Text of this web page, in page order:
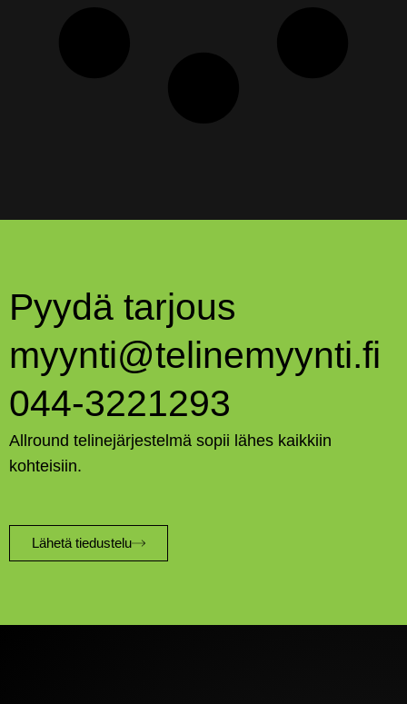
Pyydä tarjous
myynti@telinemyynti.fi
044-3221293
Allround telinejärjestelmä sopii lähes kaikkiin
kohteisiin.
Lähetä tiedustelu